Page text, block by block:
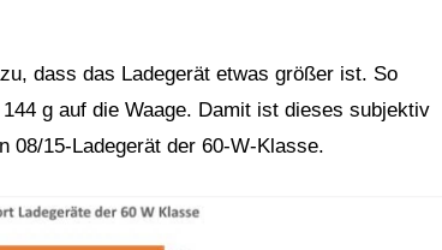
dass das Ladegerät etwas größer ist. So
g auf die Waage. Damit ist dieses subjektiv
08/15-Ladegerät der 60-W-Klasse.